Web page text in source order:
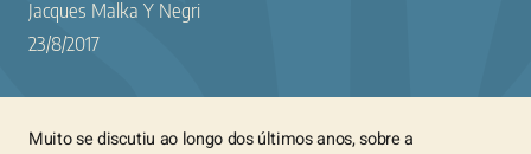
Jacques Malka Y Negri
23/8/2017
Muito se discutiu ao longo dos últimos anos, sobre a